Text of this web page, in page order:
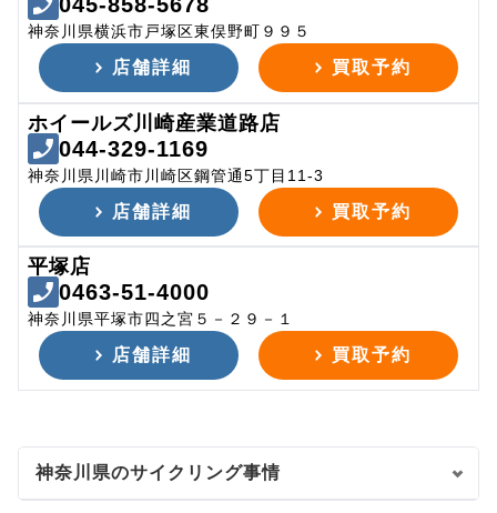
神奈川県横浜市戸塚区東俣野町９９５
店舗詳細 買取予約
ホイールズ川崎産業道路店
044-329-1169
神奈川県川崎市川崎区鋼管通5丁目11-3
店舗詳細 買取予約
平塚店
0463-51-4000
神奈川県平塚市四之宮５－２９－１
店舗詳細 買取予約
神奈川県のサイクリング事情